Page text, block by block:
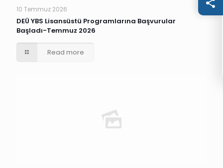
10 Temmuz 2026
DEÜ YBS Lisansüstü Programlarına Başvurular
Başladı-Temmuz 2026
Read more